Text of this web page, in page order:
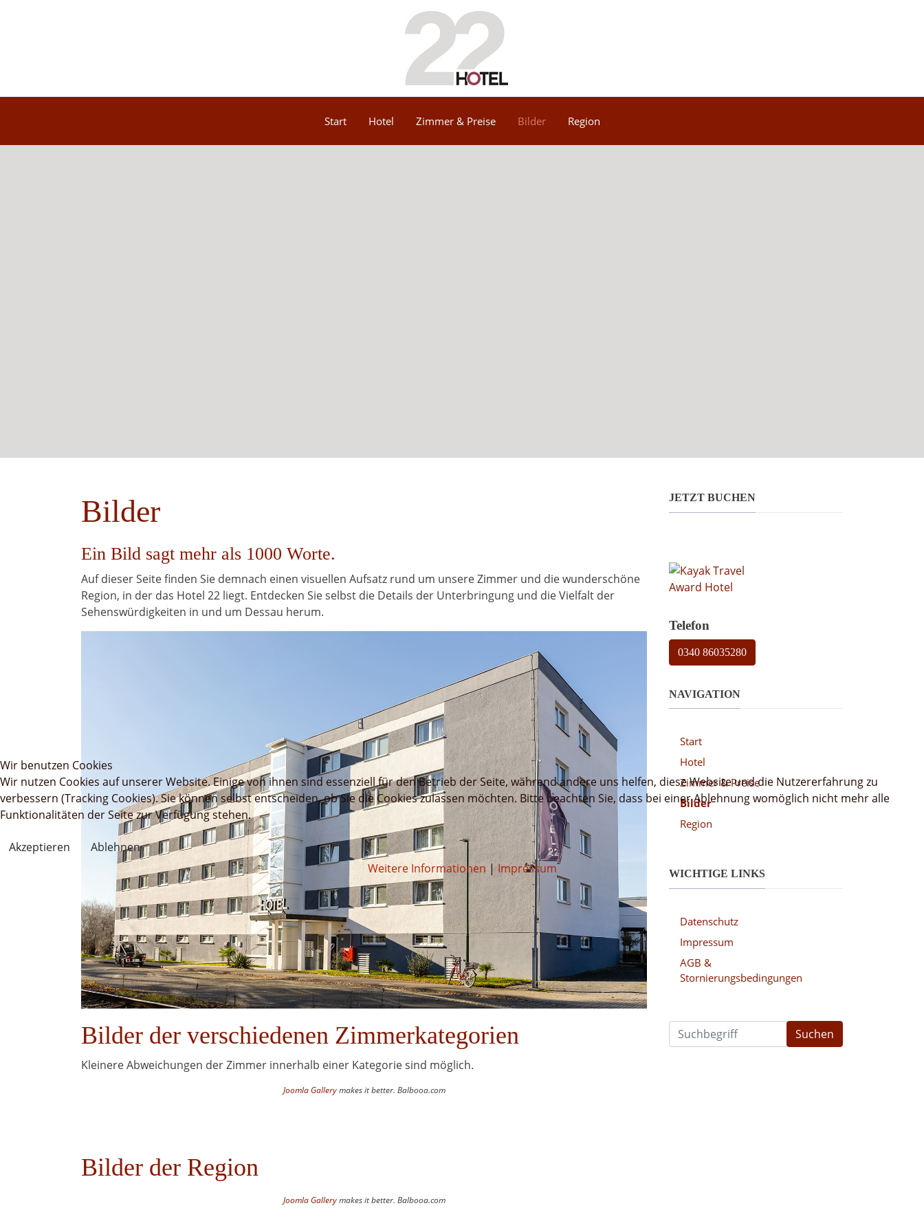
Start Hotel Zimmer & Preise Bilder Region
Bilder
Ein Bild sagt mehr als 1000 Worte.
Auf dieser Seite finden Sie demnach einen visuellen Aufsatz rund um unsere Zimmer und die wunderschöne
Region, in der das Hotel 22 liegt. Entdecken Sie selbst die Details der Unterbringung und die Vielfalt der
Sehenswürdigkeiten in und um Dessau herum.
Bilder der verschiedenen Zimmerkategorien
Kleinere Abweichungen der Zimmer innerhalb einer Kategorie sind möglich.
Joomla Gallerymakes it better. Balbooa.com
Bilder der Region
Joomla Gallerymakes it better. Balbooa.com
JETZT BUCHEN
Telefon
0340 86035280
NAVIGATION
Start
Hotel
Zimmer & Preise
Bilder
Region
WICHTIGE LINKS
Datenschutz
Impressum
AGB &
Stornierungsbedingungen
Suchen
Wir benutzen Cookies
Wir nutzen Cookies auf unserer Website. Einige von ihnen sind essenziell für den Betrieb der Seite, während andere uns helfen, diese Website und die Nutzererfahrung zu
verbessern (Tracking Cookies). Sie können selbst entscheiden, ob Sie die Cookies zulassen möchten. Bitte beachten Sie, dass bei einer Ablehnung womöglich nicht mehr alle
Funktionalitäten der Seite zur Verfügung stehen.
Akzeptieren
Ablehnen
Weitere Informationen|Impressum